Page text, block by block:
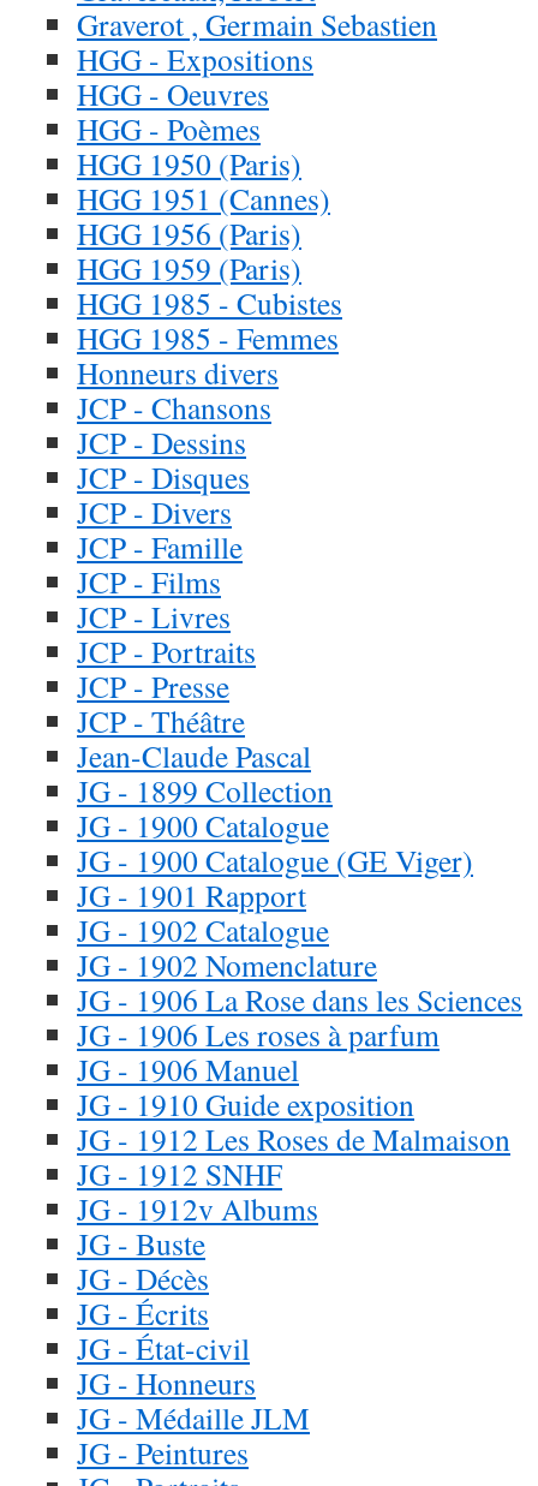
Graverot , Germain Sebastien
HGG - Expositions
HGG - Oeuvres
HGG - Poèmes
HGG 1950 (Paris)
HGG 1951 (Cannes)
HGG 1956 (Paris)
HGG 1959 (Paris)
HGG 1985 - Cubistes
HGG 1985 - Femmes
Honneurs divers
JCP - Chansons
JCP - Dessins
JCP - Disques
JCP - Divers
JCP - Famille
JCP - Films
JCP - Livres
JCP - Portraits
JCP - Presse
JCP - Théâtre
Jean-Claude Pascal
JG - 1899 Collection
JG - 1900 Catalogue
JG - 1900 Catalogue (GE Viger)
JG - 1901 Rapport
JG - 1902 Catalogue
JG - 1902 Nomenclature
JG - 1906 La Rose dans les Sciences
JG - 1906 Les roses à parfum
JG - 1906 Manuel
JG - 1910 Guide exposition
JG - 1912 Les Roses de Malmaison
JG - 1912 SNHF
JG - 1912v Albums
JG - Buste
JG - Décès
JG - Écrits
JG - État-civil
JG - Honneurs
JG - Médaille JLM
JG - Peintures